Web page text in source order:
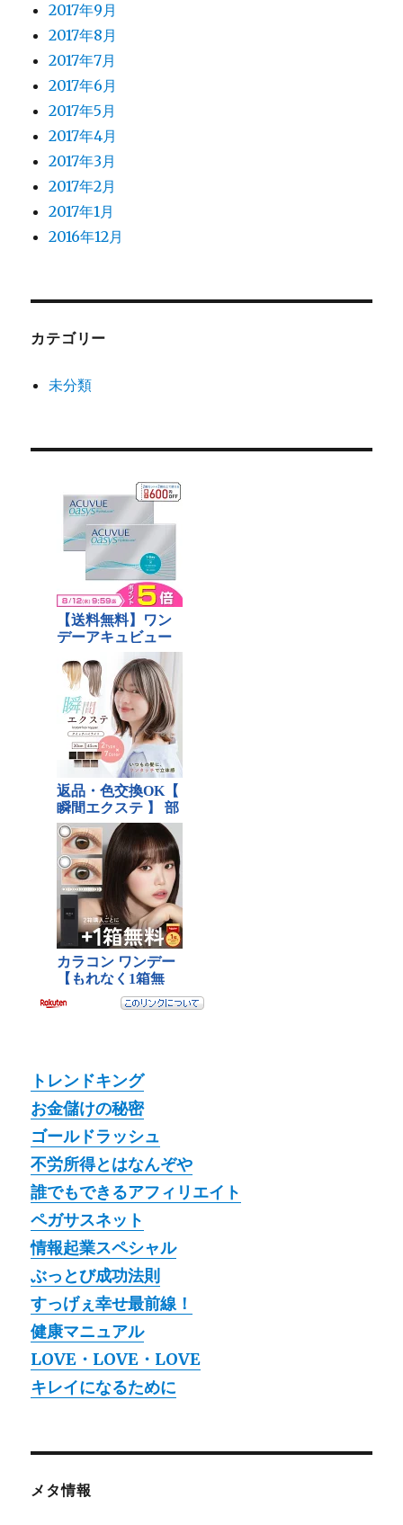
2017年9月
2017年8月
2017年7月
2017年6月
2017年5月
2017年4月
2017年3月
2017年2月
2017年1月
2016年12月
カテゴリー
未分類
トレンドキング
お金儲けの秘密
ゴールドラッシュ
不労所得とはなんぞや
誰でもできるアフィリエイト
ペガサスネット
情報起業スペシャル
ぶっとび成功法則
すっげぇ幸せ最前線！
健康マニュアル
LOVE・LOVE・LOVE
キレイになるために
メタ情報